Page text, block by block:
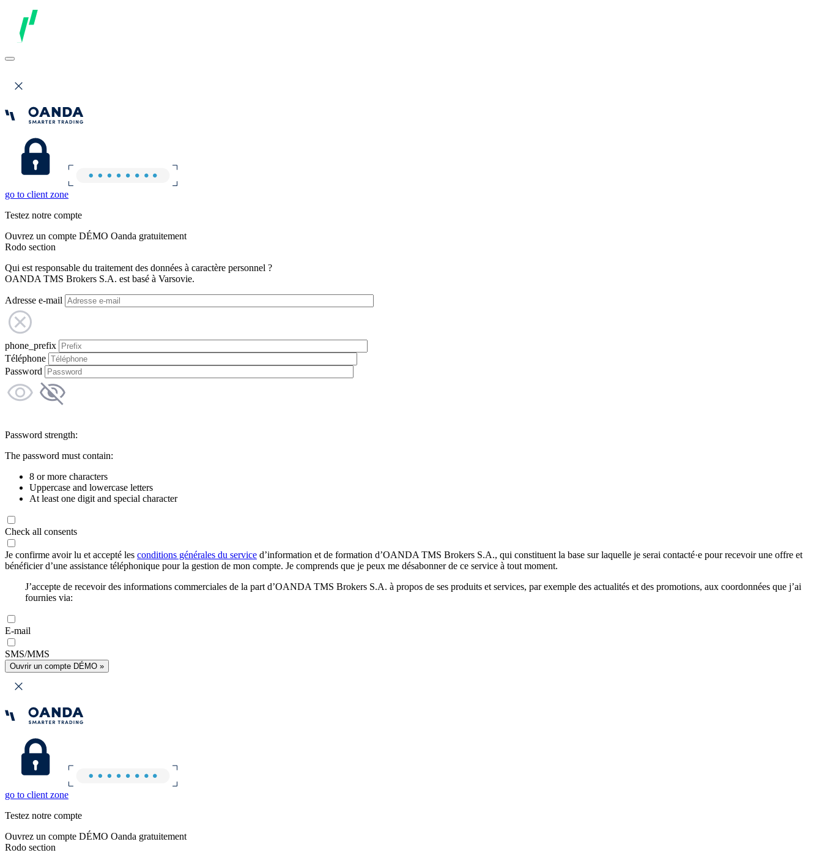
go to client zone
Testez notre compte
Ouvrez un compte DÉMO Oanda gratuitement
Rodo section
Qui est responsable du traitement des données à caractère personnel ?
OANDA TMS Brokers S.A. est basé à Varsovie.
Adresse e-mail
phone_prefix
Téléphone
Password
Password strength:
The password must contain:
8 or more characters
Uppercase and lowercase letters
At least one digit and special character
Check all consents
Je confirme avoir lu et accepté les conditions générales du service d’information et de formation d’OANDA TMS Brokers S.A., qui constituent la base sur laquelle je serai contacté·e pour recevoir une offre et
bénéficier d’une assistance téléphonique pour la gestion de mon compte. Je comprends que je peux me désabonner de ce service à tout moment.
J’accepte de recevoir des informations commerciales de la part d’OANDA TMS Brokers S.A. à propos de ses produits et services, par exemple des actualités et des promotions, aux coordonnées que j’ai
fournies via:
E-mail
SMS/MMS
Ouvrir un compte DÉMO »
go to client zone
Testez notre compte
Ouvrez un compte DÉMO Oanda gratuitement
Rodo section